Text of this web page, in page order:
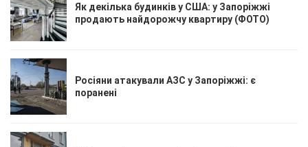
Як декілька будинків у США: у Запоріжжі
продають найдорожчу квартиру (ФОТО)
Росіяни атакували АЗС у Запоріжжі: є
поранені